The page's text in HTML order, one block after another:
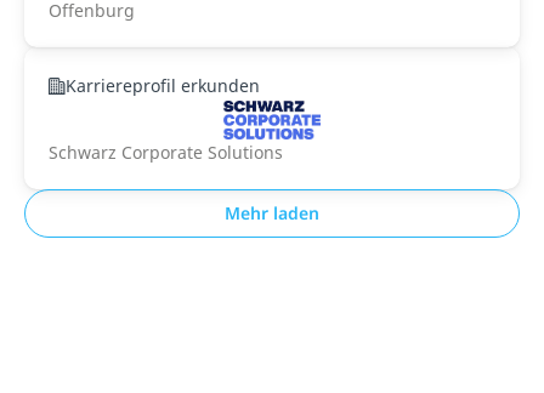
Offenburg
Karriereprofil erkunden
Schwarz Corporate Solutions
Mehr laden